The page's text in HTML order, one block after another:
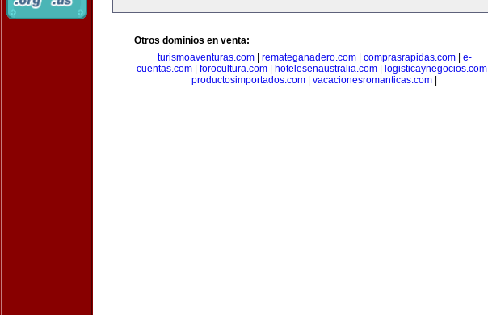
Otros dominios en venta:
turismoaventuras.com| remateganadero.com| comprasrapidas.com| e-
cuentas.com
forocultura.com hotelesenaustralia.com logisticaynegocios.com
productosimportados.com
vacacionesromanticas.com